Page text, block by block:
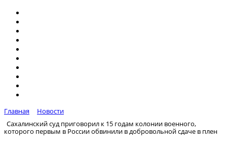
Главная
Новости
Сахалинский суд приговорил к 15 годам колонии военного,
которого первым в России обвинили в добровольной сдаче в плен